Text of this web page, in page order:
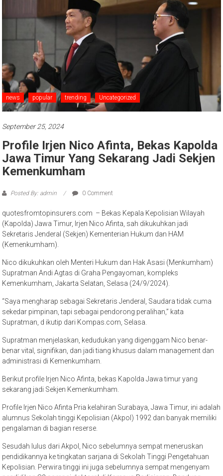
news popular trending Uncategorized
September 25, 2024
Profile Irjen Nico Afinta, Bekas Kapolda
Jawa Timur Yang Sekarang Jadi Sekjen
Kemenkumham
Posted By: admin 0 Comment
quotesfromtopinsurers.com – Bekas Kepala Kepolisian Wilayah
(Kapolda) Jawa Timur, Irjen Nico Afinta, sah dikukuhkan jadi
Sekretaris Jenderal (Sekjen) Kementerian Hukum dan HAM
(Kemenkumham).
Nico dikukuhkan oleh Menteri Hukum dan Hak Asasi (Menkumham)
Supratman Andi Agtas di Graha Pengayoman, kompleks
Kemenkumham, Jakarta Selatan, Selasa (24/9/2024).
“Saya mengharap sebagai Sekretaris Jenderal, Saudara tidak cuma
sekedar pimpinan, tapi sebagai pendorong peralihan,” kata
Supratman, d ikutip dari Kompas.com, Selasa.
Supratman menjelaskan, kedudukan yang digenggam Nico benar-
benar vital, signifikan, dan jadi tiang khusus dalam management dan
administrasi di Kemenkumham.
Berikut profile Irjen Nico Afinta, bekas Kapolda Jawa timur yang
sekarang jadi Sekjen Kemenkumham.
Profile Irjen Nico Afinta Pria kelahiran Surabaya, Jawa Timur, ini adalah
alumnus Sekolah tinggi Kepolisian (Akpol) 1992 dan banyak memiliki
pengalaman di bagian reserse.
Sesudah lulus dari Akpol, Nico sebelumnya sempat meneruskan
pendidikannya ke tingkatan sarjana di Sekolah Tinggi Pengetahuan
Kepolisian. Perwira tinggi ini juga sebelumnya sempat mengenyam